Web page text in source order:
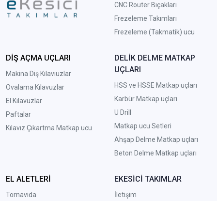
CNC Router Bıçakları
Frezeleme Takımları
Frezeleme (Takmatik) ucu
DİŞ AÇMA UÇLARI
Makina Diş Kılavıuzlar
Ovalama Kılavuzlar
El Kılavuzlar
Paftalar
Kılavız Çıkartma Matkap ucu
DELİK DELME MATKAP
UÇLARI
HSS ve HSSE Matkap uçları
Karbür Matkap uçları
U Drill
Matkap ucu Setleri
Ahşap Delme Matkap uçları
Beton Delme Matkap uçları
EL ALETLERİ
Tornavida
EKESİCİ TAKIMLAR
İletişim